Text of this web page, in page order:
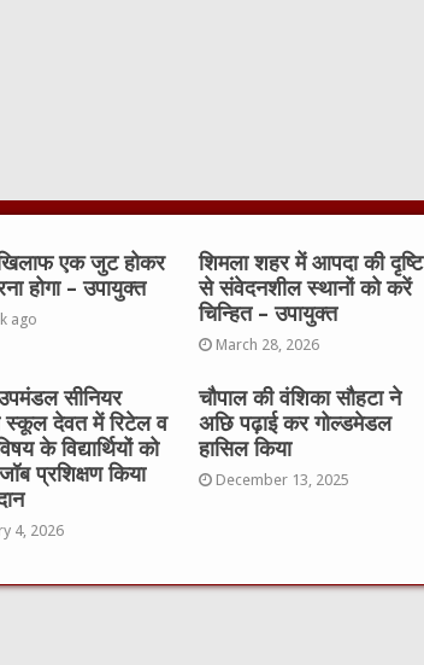
एक जुट होकर
होगा – उपायुक्त
ago
शिमला शहर में आपदा की दृष्टि
से संवेदनशील स्थानों को करें
चिन्हित – उपायुक्त
March 28, 2026
सीनियर
स्कूल देवत में रिटेल व
के विद्यार्थियों को
प्रशिक्षण किया
4, 2026
चौपाल की वंशिका सौहटा ने
अछि पढ़ाई कर गोल्डमेडल
हासिल किया
December 13, 2025